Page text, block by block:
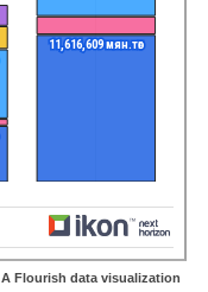
A Flourish data visualization